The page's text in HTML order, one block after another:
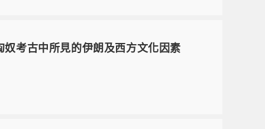
考古中所見的伊朗及西方文化因素